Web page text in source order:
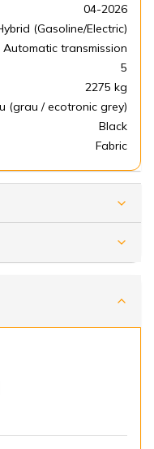
04-2026
(Gasoline/Electric)
Automatic transmission
5
2275 kg
(grau / ecotronic grey)
Black
Fabric